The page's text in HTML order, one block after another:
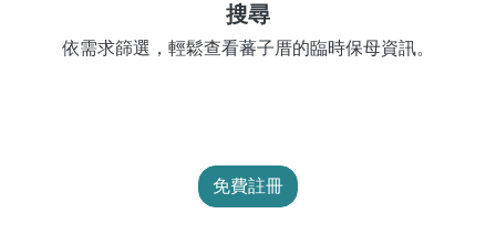
搜尋
依需求篩選，輕鬆查看蕃子厝的臨時保母資訊。
免費註冊